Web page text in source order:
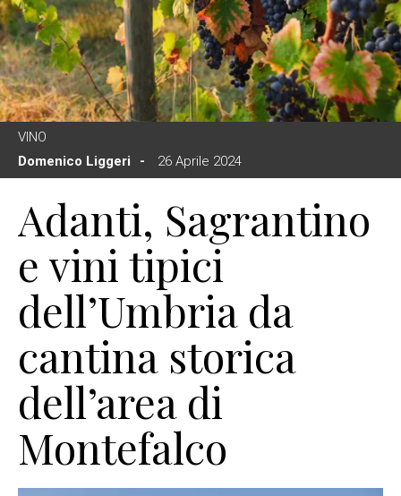
VINO
Domenico Liggeri
26 Aprile 2024
Adanti, Sagrantino
e vini tipici
dell’Umbria da
cantina storica
dell’area di
Montefalco